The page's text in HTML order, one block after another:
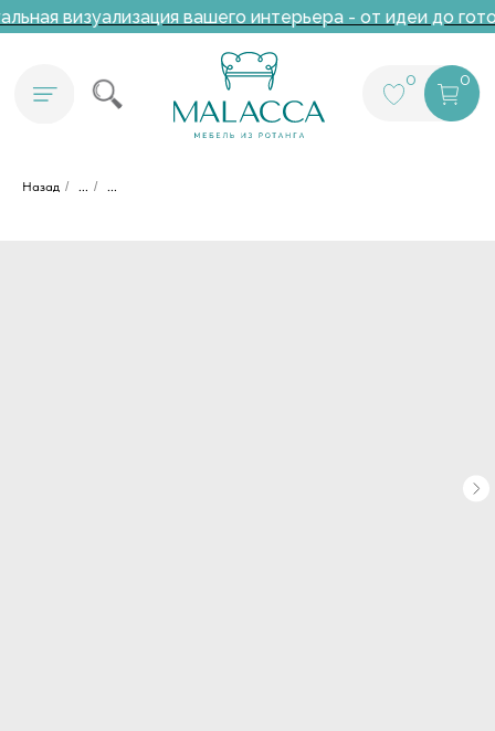
визуализация вашего интерьера - от идеи до
Назад / ... / ...